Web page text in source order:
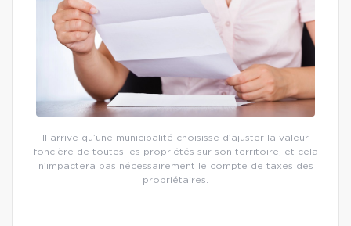
Il arrive qu’une municipalité choisisse d’ajuster la valeur
foncière de toutes les propriétés sur son territoire, et cela
n’impactera pas nécessairement le compte de taxes des
propriétaires.